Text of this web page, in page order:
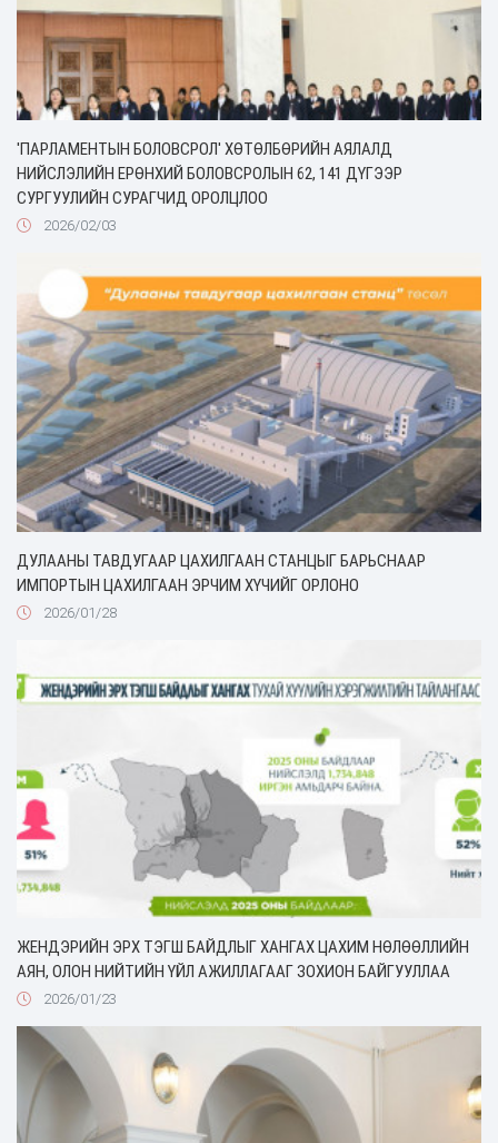
'ПАРЛАМЕНТЫН БОЛОВСРОЛ' ХӨТӨЛБӨРИЙН АЯЛАЛД
НИЙСЛЭЛИЙН ЕРӨНХИЙ БОЛОВСРОЛЫН 62, 141 ДҮГЭЭР
СУРГУУЛИЙН СУРАГЧИД ОРОЛЦЛОО
2026/02/03
ДУЛААНЫ ТАВДУГААР ЦАХИЛГААН СТАНЦЫГ БАРЬСНААР
ИМПОРТЫН ЦАХИЛГААН ЭРЧИМ ХҮЧИЙГ ОРЛОНО
2026/01/28
ЖЕНДЭРИЙН ЭРХ ТЭГШ БАЙДЛЫГ ХАНГАХ ЦАХИМ НӨЛӨӨЛЛИЙН
АЯН, ОЛОН НИЙТИЙН ҮЙЛ АЖИЛЛАГААГ ЗОХИОН БАЙГУУЛЛАА
2026/01/23